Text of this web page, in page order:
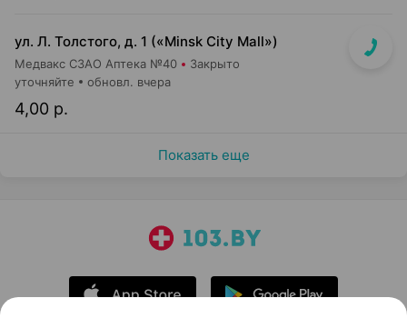
ул. Л. Толстого, д. 1 («Minsk City Mall»)
Медвакс СЗАО Аптека №40 Закрыто
4,00 р.
уточняйте обновл. вчера
Показать еще